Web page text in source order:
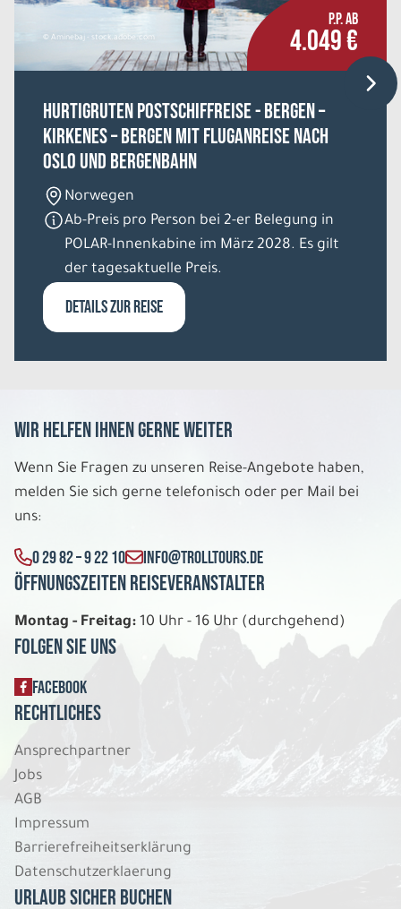
© Aminebaj - stock.adobe.com
P.P. AB
4.049 €
HURTIGRUTEN Postschiffreise - Bergen –
Kirkenes – Bergen mit Fluganreise nach
Oslo und Bergenbahn
Norwegen
Ab-Preis pro Person bei 2-er Belegung in
POLAR-Innenkabine im März 2028. Es gilt
der tagesaktuelle Preis.
DETAILS ZUR REISE
Wir helfen Ihnen gerne weiter
Wenn Sie Fragen zu unseren Reise-Angebote haben,
melden Sie sich gerne telefonisch oder per Mail bei
uns:
0 29 82 – 9 22 10 INFO@TROLLTOURS.DE
Öffnungszeiten Reiseveranstalter
Montag - Freitag: 10 Uhr - 16 Uhr (durchgehend)
Folgen Sie uns
FACEBOOK
Rechtliches
Ansprechpartner
Jobs
AGB
Impressum
Barrierefreiheitserklärung
Datenschutzerklaerung
Urlaub sicher buchen